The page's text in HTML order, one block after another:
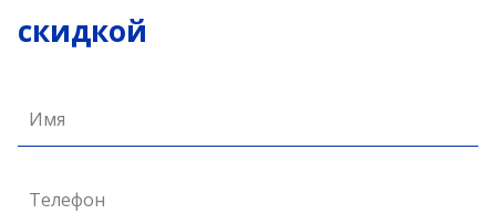
скидкой
Имя
Телефон